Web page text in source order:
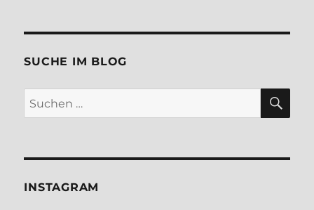
SUCHE IM BLOG
Suchen
nach:
INSTA­GRAM